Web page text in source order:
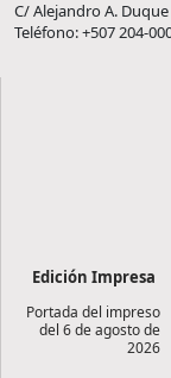
C/ Alejandro A.
Teléfono: +507 204-
Edición Impresa
Portada del impreso
del 6 de agosto de
2026